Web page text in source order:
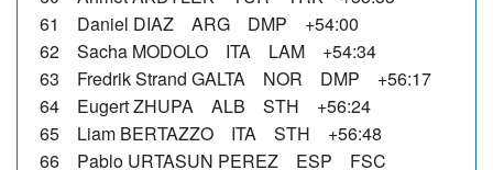
61 Daniel DIAZ ARG DMP +54:00
62 Sacha MODOLO ITA LAM +54:34
63 Fredrik Strand GALTA NOR DMP +56:17
64 Eugert ZHUPA ALB STH +56:24
65 Liam BERTAZZO ITA STH +56:48
66 Pablo URTASUN PEREZ ESP FSC